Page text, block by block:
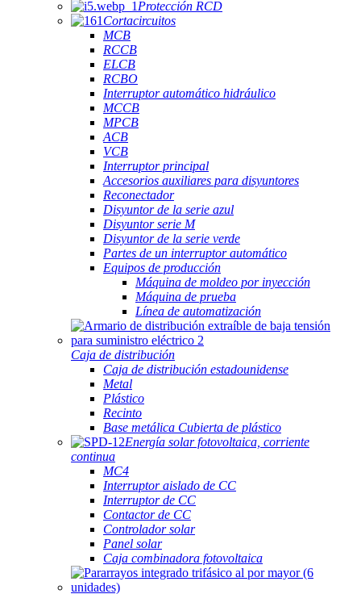
Protección RCD
Cortacircuitos
MCB
RCCB
ELCB
RCBO
Interruptor automático hidráulico
MCCB
MPCB
ACB
VCB
Interruptor principal
Accesorios auxiliares para disyuntores
Reconectador
Disyuntor de la serie azul
Disyuntor serie M
Disyuntor de la serie verde
Partes de un interruptor automático
Equipos de producción
Máquina de moldeo por inyección
Máquina de prueba
Línea de automatización
Caja de distribución
Caja de distribución estadounidense
Metal
Plástico
Recinto
Base metálica Cubierta de plástico
Energía solar fotovoltaica, corriente
continua
MC4
Interruptor aislado de CC
Interruptor de CC
Contactor de CC
Controlador solar
Panel solar
Caja combinadora fotovoltaica